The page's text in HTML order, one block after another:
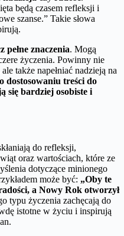
będą czasem refleksji i
szanse.” Takie słowa
pełne znaczenia. Mogą
życzenia. Powinny nie
także napełniać nadzieją na
dostosowaniu treści do
się bardziej osobiste i
do refleksji,
oraz wartościach, które ze
dotyczące minionego
może być: „Oby te
a Nowy Rok otworzył
typu życzenia zachęcają do
istotne w życiu i inspirują